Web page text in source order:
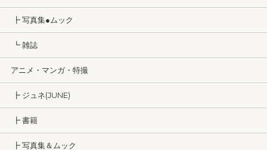
┣ 写真集●ムック
┗ 雑誌
アニメ・マンガ・特撮
┣ ジュネ(JUNE)
┣ 書籍
┣ 写真集＆ムック